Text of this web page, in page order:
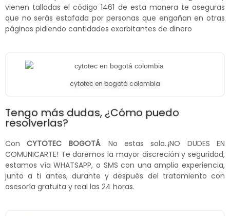
vienen talladas el código 1461 de esta manera te aseguras
que no serás estafada por personas que engañan en otras
páginas pidiendo cantidades exorbitantes de dinero
cytotec en bogotá colombia
Tengo más dudas, ¿Cómo puedo
resolverlas?
ConCYTOTEC BOGOTÁ. No estas sola..¡NO DUDES EN
COMUNICARTE! Te daremos la mayor discreción y seguridad,
estamos vía WHATSAPP, o SMS con una amplia experiencia,
junto a ti antes, durante y después del tratamiento con
asesoría gratuita y real las 24 horas.